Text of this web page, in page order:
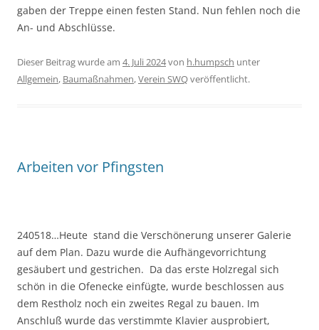
gaben der Treppe einen festen Stand. Nun fehlen noch die
An- und Abschlüsse.
Dieser Beitrag wurde am 4. Juli 2024von h.humpsch unter
Allgemein, Baumaßnahmen,Verein SWQveröffentlicht.
Arbeiten vor Pfingsten
240518…Heute stand die Verschönerung unserer Galerie
auf dem Plan. Dazu wurde die Aufhängevorrichtung
gesäubert und gestrichen. Da das erste Holzregal sich
schön in die Ofenecke einfügte, wurde beschlossen aus
dem Restholz noch ein zweites Regal zu bauen. Im
Anschluß wurde das verstimmte Klavier ausprobiert,